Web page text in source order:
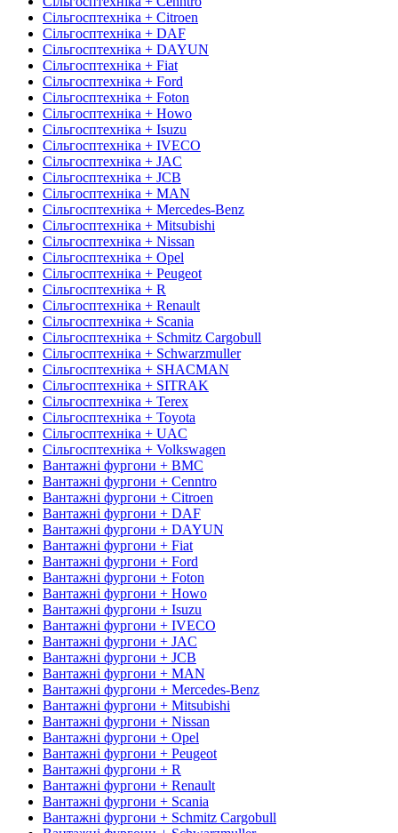
Сільгосптехніка + Citroen
Сільгосптехніка + DAF
Сільгосптехніка + DAYUN
Сільгосптехніка + Fiat
Сільгосптехніка + Ford
Сільгосптехніка + Foton
Сільгосптехніка + Howo
Сільгосптехніка + Isuzu
Сільгосптехніка + IVECO
Сільгосптехніка + JAC
Сільгосптехніка + JCB
Сільгосптехніка + MAN
Сільгосптехніка + Mercedes-Benz
Сільгосптехніка + Mitsubishi
Сільгосптехніка + Nissan
Сільгосптехніка + Opel
Сільгосптехніка + Peugeot
Сільгосптехніка + R
Сільгосптехніка + Renault
Сільгосптехніка + Scania
Сільгосптехніка + Schmitz Cargobull
Сільгосптехніка + Schwarzmuller
Сільгосптехніка + SHACMAN
Сільгосптехніка + SITRAK
Сільгосптехніка + Terex
Сільгосптехніка + Toyota
Сільгосптехніка + UAC
Сільгосптехніка + Volkswagen
Вантажні фургони + BMC
Вантажні фургони + Cenntro
Вантажні фургони + Citroen
Вантажні фургони + DAF
Вантажні фургони + DAYUN
Вантажні фургони + Fiat
Вантажні фургони + Ford
Вантажні фургони + Foton
Вантажні фургони + Howo
Вантажні фургони + Isuzu
Вантажні фургони + IVECO
Вантажні фургони + JAC
Вантажні фургони + JCB
Вантажні фургони + MAN
Вантажні фургони + Mercedes-Benz
Вантажні фургони + Mitsubishi
Вантажні фургони + Nissan
Вантажні фургони + Opel
Вантажні фургони + Peugeot
Вантажні фургони + R
Вантажні фургони + Renault
Вантажні фургони + Scania
Вантажні фургони + Schmitz Cargobull